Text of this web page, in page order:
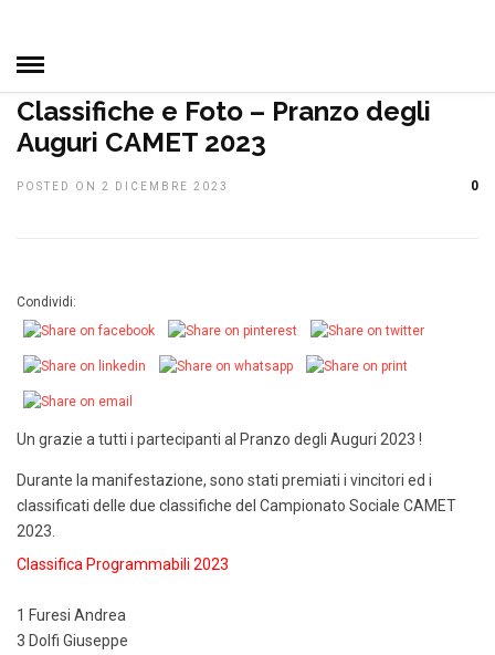
MANIFESTAZIONI
Classifiche e Foto – Pranzo degli
Auguri CAMET 2023
POSTED ON 2 DICEMBRE 2023 0
Condividi:
Un grazie a tutti i partecipanti al Pranzo degli Auguri 2023 !
Durante la manifestazione, sono stati premiati i vincitori ed i
classificati delle due classifiche del Campionato Sociale CAMET
2023.
Classifica Programmabili 2023
1 Furesi Andrea
3 Dolfi Giuseppe